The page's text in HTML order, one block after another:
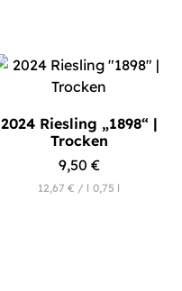
2024 Riesling „1898“ |
Trocken
9,50 €
12,67 € / l 0,75 l